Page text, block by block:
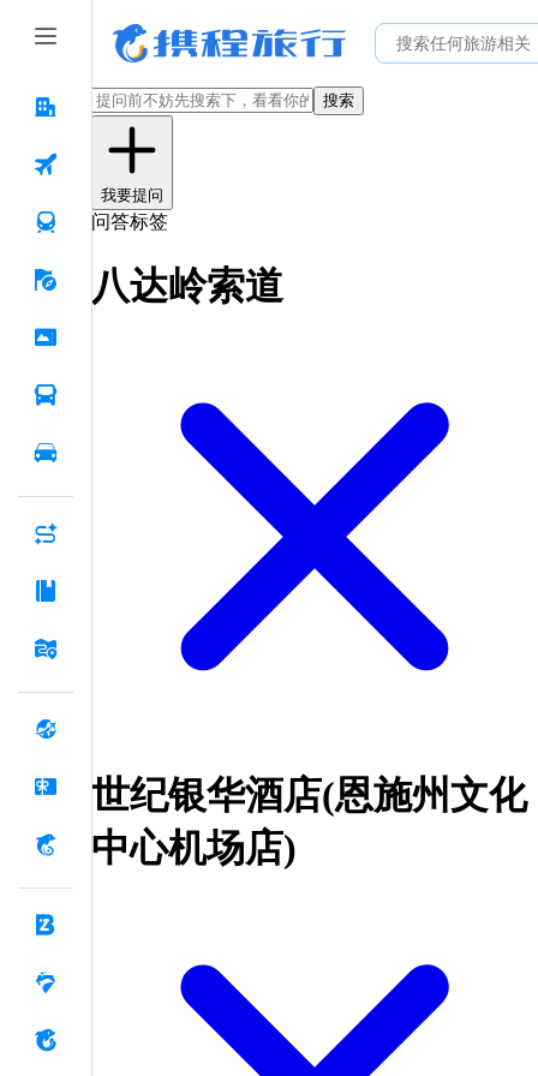
搜索
我要提问
问答标签
八达岭索道
世纪银华酒店(恩施州文化
中心机场店)